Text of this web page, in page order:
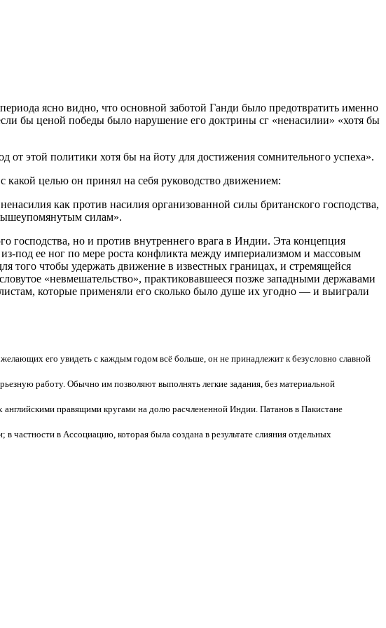
ясно видно, что основной заботой Ганди было предотвратить именно
бы ценой победы было нарушение его доктрины сг «ненасилии» «хотя бы
этой политики хотя бы на йоту для достижения сомнительного успеха».
целью он принял на себя руководство движением:
как против насилия организованной силы британского господства,
силам».
господства, но и против внутреннего врага в Индии. Эта концепция
под ее ног по мере роста конфликта между империализмом и массовым
того чтобы удержать движение в известных границах, и стремящейся
«невмешательство», практиковавшееся позже западными державами
которые применяли его сколько было душе их угодно — и выиграли
его увидеть с каждым годом всё больше, он не принадлежит к безусловно славной
работу. Обычно им позволяют выполнять легкие задания, без материальной
правящими кругами на долю расчлененной Индии. Патанов в Пакистане
частности в Ассоциацию, которая была создана в результате слияния отдельных